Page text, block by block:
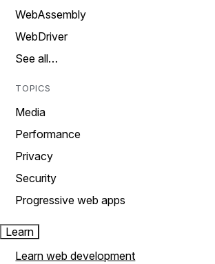
WebAssembly
WebDriver
See all…
TOPICS
Media
Performance
Privacy
Security
Progressive web apps
Learn
Learn web development